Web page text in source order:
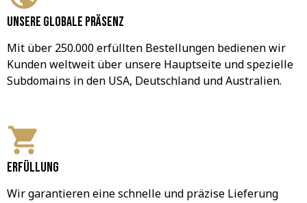
Unsere globale Präsenz
Mit über 250.000 erfüllten Bestellungen bedienen wir
Kunden weltweit über unsere Hauptseite und spezielle
Subdomains in den USA, Deutschland und Australien.
Erfüllung
Wir garantieren eine schnelle und präzise Lieferung